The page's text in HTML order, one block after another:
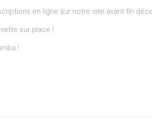
en ligne sur notre site avant fin
sur place !
!